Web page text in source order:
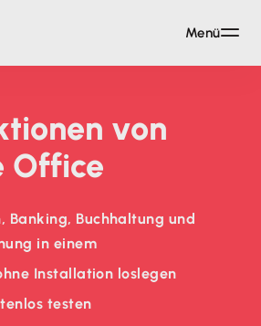
von
Office
Banking, Buchhaltung und
in einem
Installation loslegen
testen
Menü